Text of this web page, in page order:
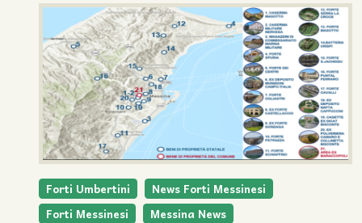
Forti Umbertini
News Forti Messinesi
Forti Messinesi
Messina News